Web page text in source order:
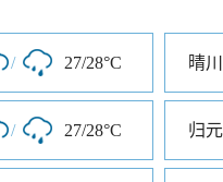
/ 27/28°C 晴
/ 27/28°C 归